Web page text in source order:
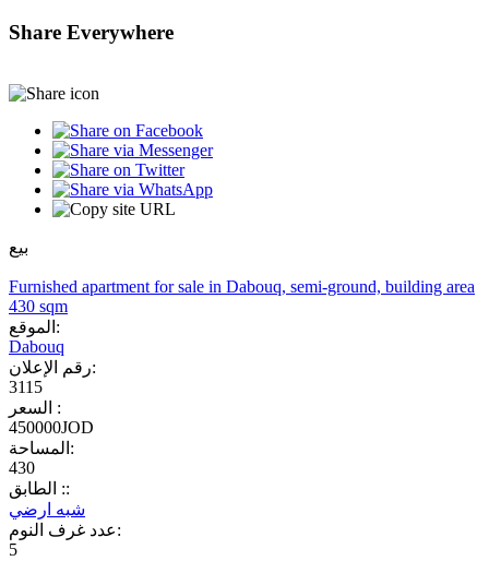
Share Everywhere
بيع
Furnished apartment for sale in Dabouq, semi-ground, building area
430 sqm
الموقع:
Dabouq
رقم الإعلان:
3115
السعر :
450000JOD
المساحة:
430
الطابق ::
شبه ارضي
عدد غرف النوم:
5